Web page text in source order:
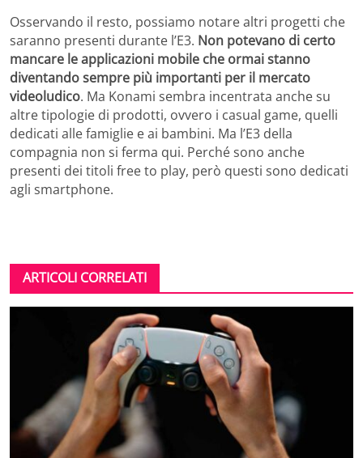
Osservando il resto, possiamo notare altri progetti che
saranno presenti durante l’E3. Non potevano di certo
mancare le applicazioni mobile che ormai stanno
diventando sempre più importanti per il mercato
videoludico. Ma Konami sembra incentrata anche su
altre tipologie di prodotti, ovvero i casual game, quelli
dedicati alle famiglie e ai bambini. Ma l’E3 della
compagnia non si ferma qui. Perché sono anche
presenti dei titoli free to play, però questi sono dedicati
agli smartphone.
ARTICOLI CORRELATI